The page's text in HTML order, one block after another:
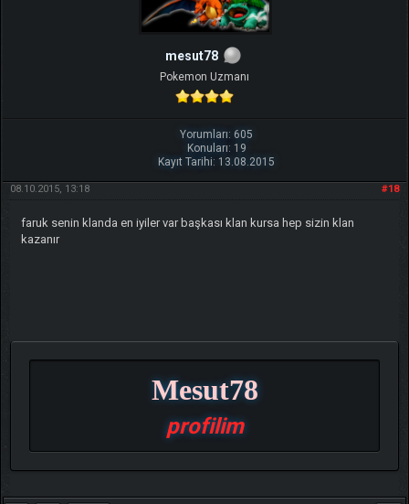
mesut78
Pokemon Uzmanı
Yorumları: 605
Konuları: 19
Kayıt Tarihi: 13.08.2015
#18
08.10.2015, 13:18
faruk senin klanda en iyiler var başkası klan kursa hep sizin klan
kazanır
Mesut78
profilim